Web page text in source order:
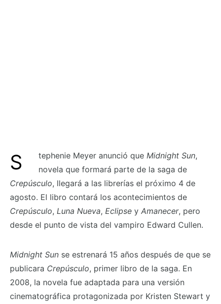
Stephenie Meyer anunció que Midnight Sun,
novela que formará parte de la saga de
Crepúsculo, llegará a las librerías el próximo 4 de
agosto. El libro contará los acontecimientos de
Crepúsculo, Luna Nueva, Eclipse y Amanecer, pero
desde el punto de vista del vampiro Edward Cullen.
Midnight Sun se estrenará 15 años después de que se
publicara Crepúsculo, primer libro de la saga. En
2008, la novela fue adaptada para una versión
cinematográfica protagonizada por Kristen Stewart y